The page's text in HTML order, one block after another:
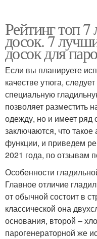
Рейтинг топ
досок. 7
досок для
Если вы планируете
качестве утюга,
специальную
позволяет разместить
одежду, но и имеет ряд
заключаются, что
функции, и приведем
2021 года, по отзывам
Особенности
Главное отличие
от обычной состоит в
классической она
основания, второй –
парогенераторной же